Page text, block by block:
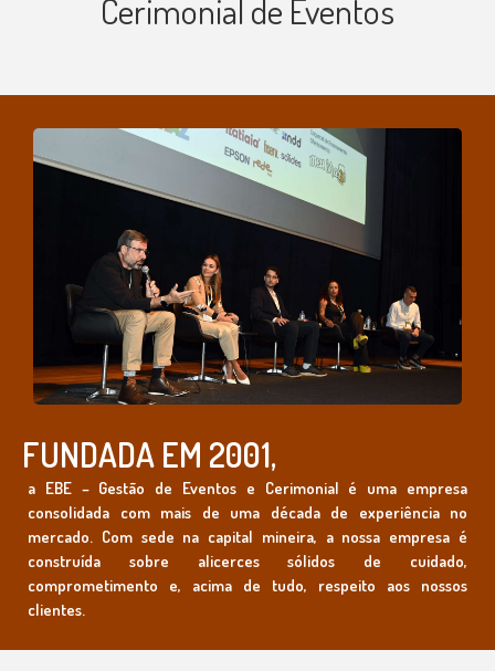
Cerimonial de Eventos
FUNDADA EM 2001,
a EBE – Gestão de Eventos e Cerimonial é uma empresa
consolidada com mais de uma década de experiência no
mercado. Com sede na capital mineira, a nossa empresa é
construída sobre alicerces sólidos de cuidado,
comprometimento e, acima de tudo, respeito aos nossos
clientes.